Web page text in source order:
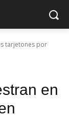
tarjetones por
en